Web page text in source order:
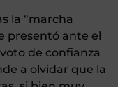
la “marcha
presentó ante el
de confianza
a olvidar que la